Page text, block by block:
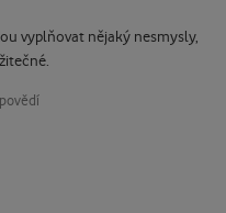
vyplňovat nějaký nesmysly,